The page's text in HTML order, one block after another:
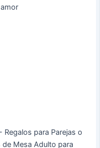
Regalos para Parejas o
de Mesa Adulto para